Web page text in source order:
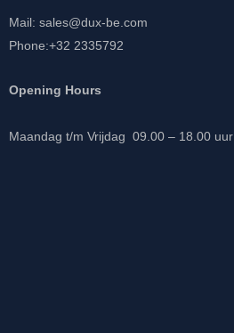
Mail: sales@dux-be.com
Phone:+32 2335792
Opening Hours
Maandag t/m Vrijdag 09.00 – 18.00 uur